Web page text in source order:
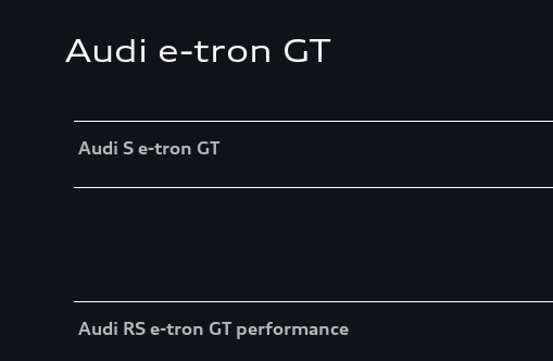
Audi e-tron GT
Audi S e-tron GT
Audi RS e-tron GT performance